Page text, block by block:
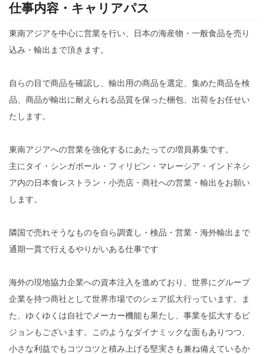
仕事内容・キャリアパス
東南アジアを中心に営業を行い、日本の海産物・一般食品を売り
込み・輸出まで頂きます。
自らの目で商品を確認し、輸出用の商品を選定、集めた商品を検
品、商品が輸出に耐えられる品質を保った梱包、出荷をお任せい
たします。
東南アジアへの営業を強化するにあたっての増員募集です。
主にタイ・シンガポール・フィリピン・マレーシア・インドネシ
ア内の日本食レストラン・小売店・商社への営業・輸出をお願い
します。
隣国で売れそうなものを自ら調査し・検品・営業・海外輸出まで
通期一貫で行えるやりがいある仕事です
海外の現地協力企業への資本注入を進めており、世界にグループ
企業を持つ商社として世界市場でのシェア拡大行っています。ま
た、ゆくゆくは自社でメーカー機能も果たし、事業を拡大するビ
ジョンもございます。このようなダイナミックな面もありつつ、
小さな利益でもコツコツと積み上げる堅実さも兼ね備えているか